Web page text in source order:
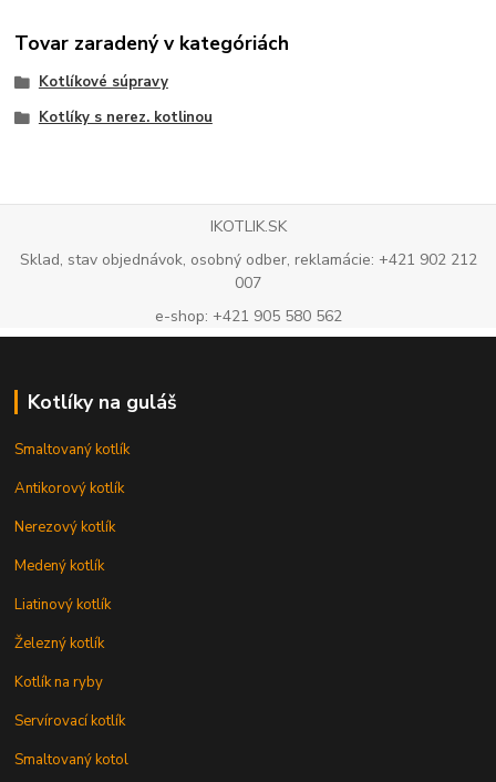
Tovar zaradený v kategóriách
Kotlíkové súpravy
Kotlíky s nerez. kotlinou
IKOTLIK.SK
Sklad, stav objednávok, osobný odber, reklamácie: +421 902 212
007
e-shop: +421 905 580 562
Kotlíky na guláš
Smaltovaný kotlík
Antikorový kotlík
Nerezový kotlík
Medený kotlík
Liatinový kotlík
Železný kotlík
Kotlík na ryby
Servírovací kotlík
Smaltovaný kotol